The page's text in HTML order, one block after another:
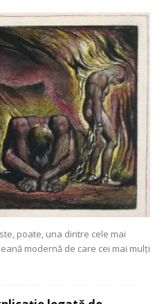
poate, una dintre cele mai
modernă de care cei mai mulți